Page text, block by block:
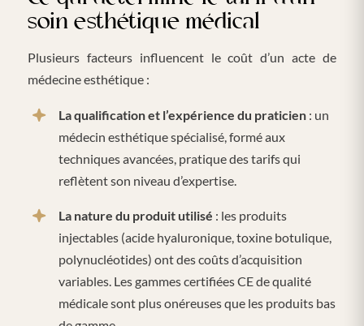
soin esthétique médical
Plusieurs facteurs influencent le coût d’un acte de
médecine esthétique :
La qualification et l’expérience du praticien: un
médecin esthétique spécialisé, formé aux
techniques avancées, pratique des tarifs qui
reflètent son niveau d’expertise.
La nature du produit utilisé : les produits
injectables (acide hyaluronique, toxine botulique,
polynucléotides) ont des coûts d’acquisition
variables. Les gammes certifiées CE de qualité
médicale sont plus onéreuses que les produits bas